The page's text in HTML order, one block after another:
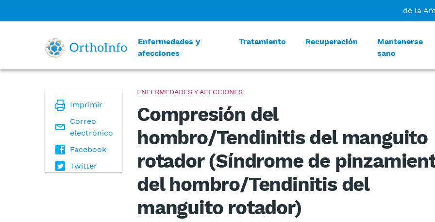
de la
Enfermedades y
afecciones
Tratamiento Recuperación
Mantenerse
sano
Imprimir
Correo
electrónico
Facebook
Twitter
ENFERMEDADES Y AFECCIONES
Compresión del
hombro/Tendinitis del manguito
rotador (Síndrome de
del hombro/Tendinitis del
manguito rotador)